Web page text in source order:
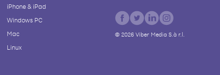
iPhone & iPad
Windows PC
Mac
Linux
© 2026Viber Media S.à r.l.